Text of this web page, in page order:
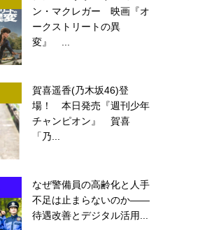
ン・マクレガー 映画『オ
ークストリートの異
変』 ...
賀喜遥香(乃木坂46)登
場！ 本日発売『週刊少年
チャンピオン』 賀喜
「乃...
なぜ警備員の高齢化と人手
不足は止まらないのか――
待遇改善とデジタル活用...